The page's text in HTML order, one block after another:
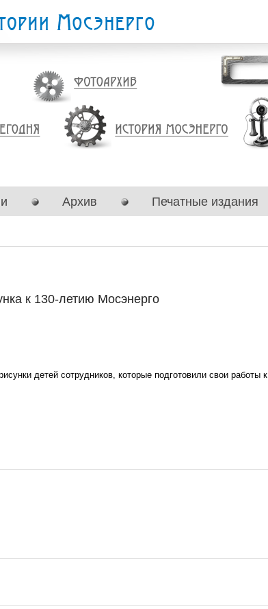
Архив Печатные издания
к 130-летию Мосэнерго
детей сотрудников, которые подготовили свои работы к